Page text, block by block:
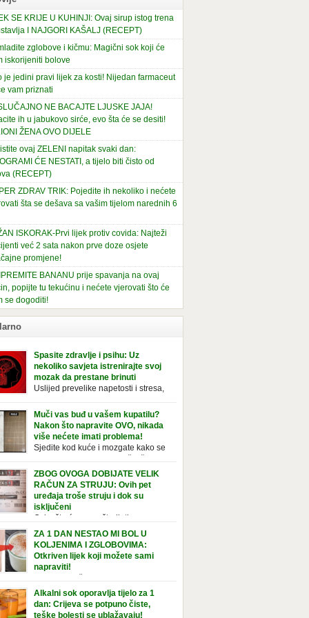
SE KRIJE U KUHINJI: Ovaj sirup istog trena
I NAJGORI KAŠALJ (RECEPT)
zglobove i kičmu: Magični sok koji će
iskorijeniti bolove
je jedini pravi lijek za kosti! Nijedan farmaceut
vam priznati
NE BACAJTE LJUSKE JAJA!
ih u jabukovo sirće, evo šta će se desiti!
ŽENA OVO DIJELE
ovaj ZELENI napitak svaki dan:
ĆE NESTATI, a tijelo biti čisto od
(RECEPT)
ZDRAV TRIK: Pojedite ih nekoliko i nećete
šta se dešava sa vašim tijelom narednih 6
ISKORAK-Prvi lijek protiv covida: Najteži
već 2 sata nakon prve doze osjete
promjene!
BANANU prije spavanja na ovaj
popijte tu tekućinu i nećete vjerovati što će
se dogoditi!
Spasite zdravlje i psihu: Uz
nekoliko savjeta istrenirajte svoj
mozak da prestane brinuti
Uslijed prevelike napetosti i stresa,
bolestima. Pretjerana briga ostavlja
na mentalno i na fizičko zdravlje. Može
stres, depresiju, umor i loše zdravstveno
Jeste li znali da pretjerana briga može
broj otkucaja srca, otežati disanje i
[…]
Muči vas buđ u vašem kupatilu?
Nakon što napravite OVO, nikada
više nećete imati problema!
Sjedite kod kuće i mozgate kako se
ili čak vašu wc šolju? Nije vam jasno kako
tamo, no ono što vam je sigurno jasno
to ne izgleda nikako lijepo. Na svu sreću,
vam jednostavan pripravak koji sami
napraviti u vašem domu, a […]
ZBOG OVOGA DOBIJATE VELIK
RAČUN ZA STRUJU: Ovih pet
uređaja troše struju i dok su
isključeni
Osim što će vam uštedjeti novac,
uređaja iz struje sigurnije je u slučaju
nevremena kada su svi uključeni
pod rizikom od udara groma. Znate li da
aparati vode tajni život dok su
Ovo je popis uređaja koji troše
Punjač mobitela […]
ZA 1 DAN NESTAO MI BOL U
KOLJENIMA I ZGLOBOVIMA:
Otkriven lijek koji možete sami
napraviti!
Ovaj recept čine sastojci bogati
vitaminom C, silicijumom i
koji ne smiruju samo bolna
i zglobove, već i jačaju tetive i ligamente.
Alkalni sok oporavlja tijelo za 1
dan: Crijeva se potpuno čiste,
teške bolesti se ublažavaju!